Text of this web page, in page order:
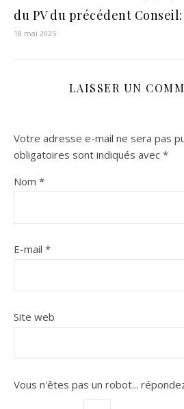
du PV du précédent Conseil:
18 mai 2025
LAISSER UN
Votre adresse e-mail ne sera pas
obligatoires sont indiqués avec *
Nom *
E-mail *
Site web
Vous n'êtes pas un robot...